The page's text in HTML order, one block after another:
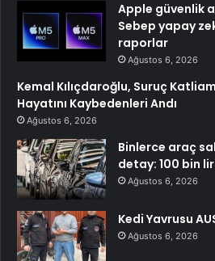
Apple güvenlik
Sebep yapay
raporlar
Ağustos 6, 2026
Kemal Kılıçdaroğlu, Suruç
Hayatını Kaybedenleri Andı
Ağustos 6, 2026
Binlerce araç
detay: 100 bin
Ağustos 6, 2026
Kedi Yavrusu
Ağustos 6, 2026